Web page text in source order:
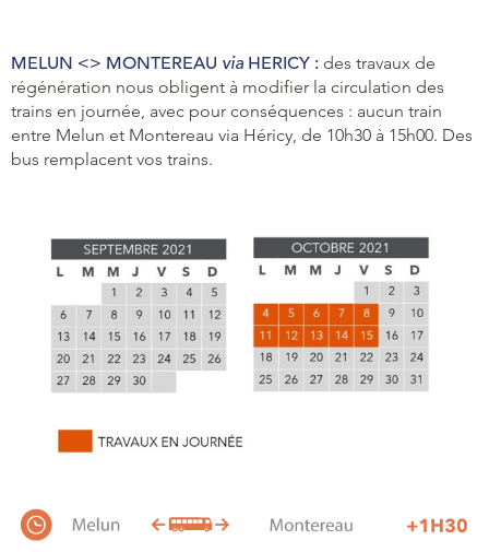
MELUN <> MONTEREAU via HERICY : des travaux de
régénération nous obligent à modifier la circulation des
trains en journée, avec pour conséquences : aucun train
entre Melun et Montereau via Héricy, de 10h30 à 15h00. Des
bus remplacent vos trains.